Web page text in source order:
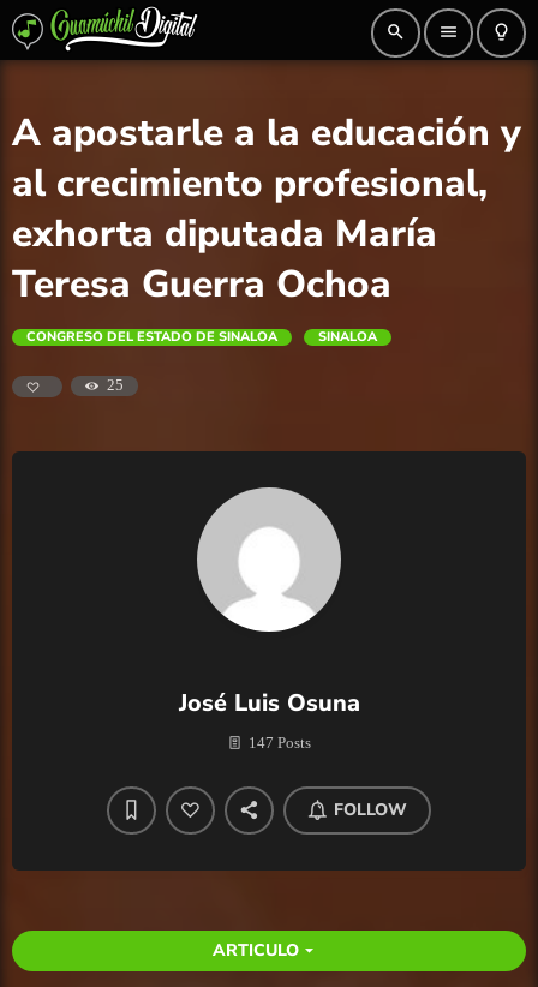
search menu lightbulb_outline
A apostarle a la educación y
al crecimiento profesional,
exhorta diputada María
Teresa Guerra Ochoa
CONGRESO DEL ESTADO DE SINALOA SINALOA
25
José Luis Osuna
147 Posts
FOLLOW
ARTICULO arrow_drop_down